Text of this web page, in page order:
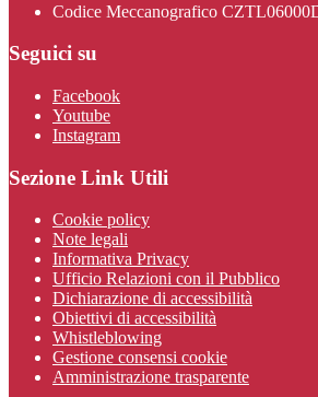
Codice Meccanografico
Seguici su
Facebook
Youtube
Instagram
Sezione Link Utili
Cookie policy
Note legali
Informativa Privacy
Ufficio Relazioni con il Pubblico
Dichiarazione di accessibilità
Obiettivi di accessibilità
Whistleblowing
Gestione consensi cookie
Amministrazione trasparente